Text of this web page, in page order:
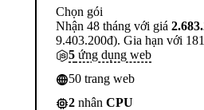
Chọn gói
Nhận 48 tháng với giá
9.403.200đ). Gia hạn với
5 ứng dụng web
50 trang web
2 nhân CPU